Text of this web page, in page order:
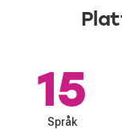
15
Språk